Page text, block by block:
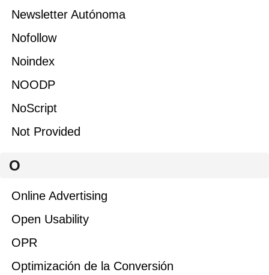
Newsletter Autónoma
Nofollow
Noindex
NOODP
NoScript
Not Provided
O
Online Advertising
Open Usability
OPR
Optimización de la Conversión